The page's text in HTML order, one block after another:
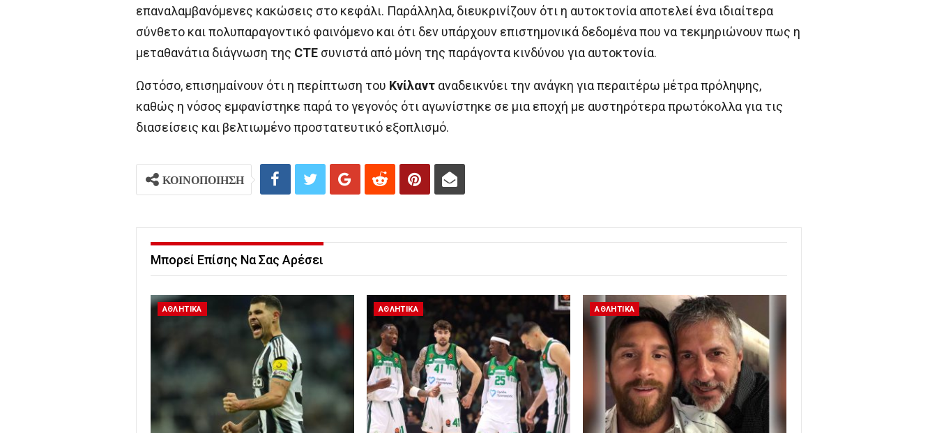
επαναλαμβανόμενες κακώσεις στο κεφάλι. Παράλληλα, διευκρινίζουν ότι η αυτοκτονία αποτελεί ένα ιδιαίτερα
σύνθετο και πολυπαραγοντικό φαινόμενο και ότι δεν υπάρχουν επιστημονικά δεδομένα που να τεκμηριώνουν πως η
μεταθανάτια διάγνωση της CTE συνιστά από μόνη της παράγοντα κινδύνου για αυτοκτονία.
Ωστόσο, επισημαίνουν ότι η περίπτωση του Κνίλαντ αναδεικνύει την ανάγκη για περαιτέρω μέτρα πρόληψης,
καθώς η νόσος εμφανίστηκε παρά το γεγονός ότι αγωνίστηκε σε μια εποχή με αυστηρότερα πρωτόκολλα για τις
διασείσεις και βελτιωμένο προστατευτικό εξοπλισμό.
ΚΟΙΝΟΠΟΙΗΣΗ
Μπορεί Επίσης Να Σας Αρέσει
ΑΘΛΗΤΙΚΑ ΑΘΛΗΤΙΚΑ ΑΘΛΗΤΙΚΑ